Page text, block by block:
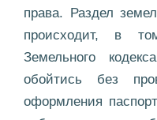
права. Раздел
происходит, в
Земельного
обойтись без
оформления